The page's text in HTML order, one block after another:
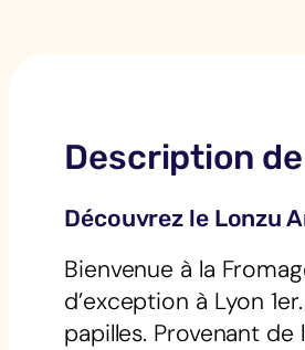
Description
Découvrez le Lonzu
Bienvenue à la
d’exception à Lyon
papilles. Provenant